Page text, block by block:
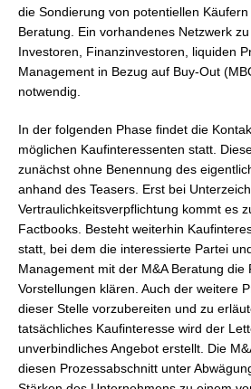
die Sondierung von potentiellen
Beratung. Ein vorhandenes Netzwerk
Investoren, Finanzinvestoren, liquiden
Management in Bezug auf Buy-Out
notwendig.
In der folgenden Phase findet die
möglichen Kaufinteressenten statt.
zunächst ohne Benennung des
anhand des Teasers. Erst bei
Vertraulichkeitsverpflichtung kommt es
Factbooks. Besteht weiterhin
statt, bei dem die interessierte Partei
Management mit der M&A Beratung die
Vorstellungen klären. Auch der weitere
dieser Stelle vorzubereiten und zu
tatsächliches Kaufinteresse wird der
unverbindliches Angebot erstellt. Die
diesen Prozessabschnitt unter